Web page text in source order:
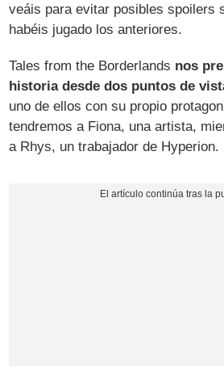
veáis para evitar posibles spoilers
habéis jugado los anteriores.
Tales from the Borderlands nos
historia desde dos puntos de
uno de ellos con su propio
tendremos a Fiona, una artista,
a Rhys, un trabajador de Hyperion.